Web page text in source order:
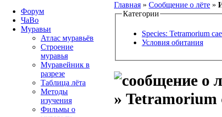
Главная » Сообщение о лёте »
Категории
Species: Tetramorium
Условия обитания
» Tetramorium
Форум
ЧаВо
Муравьи
Атлас муравьёв
Строение
муравья
Муравейник в
разрезе
Таблица лёта
Методы
изучения
Фильмы о